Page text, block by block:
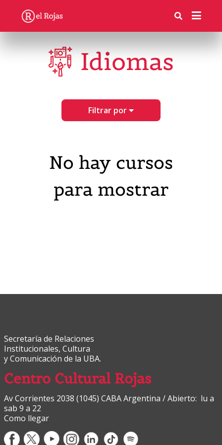
Idiomas
Filtrar por
No hay cursos
para mostrar
Secretaría de Relaciones
Institucionales, Cultura
y Comunicación de la UBA.
Centro Cultural Rojas
Av Corrientes 2038 (1045) CABA Argentina / Abierto: lu a
sab 9 a 22
Como llegar